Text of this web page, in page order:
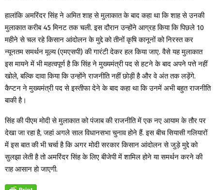
हालांकि अमरिंदर सिंह ने अमित शाह से मुलाकात के बाद कहा था कि शाह से उनकी
मुलाकात करीब 45 मिनट तक चली. इस दौरान उन्होंने आग्रह किया कि पिछले 10
महीने से चल रहे किसान आंदोलन के मुद्दे को तीनों कृषि कानूनों को निरस्त कर
न्यूनतम समर्थन मूल्य (एमएसपी) की गारंटी देकर हल किया जाए. वैसे यह मुलाकात
इस मायने में भी महत्वपूर्ण है कि सिंह ने मुख्यमंत्री पद से हटने के बाद अपने पत्ते नहीं
खोले, बल्कि दावा किया कि उन्होंने राजनीति नहीं छोड़ी है और वे अंत तक लड़ेंगे.
कैप्टन ने मुख्यमंत्री पद से इस्तीफा देने के बाद कहा था कि उनमें अभी बहुत राजनीति
बाकी है।
सिंह की पीएम मोदी से मुलाकात को पंजाब की राजनीति में एक नए आयाम के तौर पर
देखा जा रहा है, जहां अगले साल विधानसभा चुनाव होने हैं. इस बीच सियासी गलियारों
में इस बात की भी चर्चा है कि अगर मोदी सरकार किसान आंदोलन से जुड़े मुद्दे को
सुलझा लेती है तो अमरिंदर सिंह के लिए बीजेपी में शामिल होने या समर्थन करने की
राह आसान हो जाएगी.